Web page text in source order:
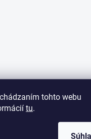
tohto webu
tu.